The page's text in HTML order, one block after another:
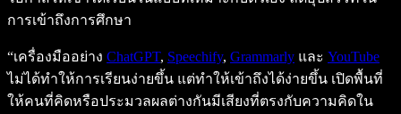
การเข้าถึงการศึกษา
“เครื่องมืออย่าง ChatGPT, Speechify, Grammarly และ YouTube
ไม่ได้ทำให้การเรียนง่ายขึ้น แต่ทำให้เข้าถึงได้ง่ายขึ้น เปิดพื้นที่
ให้คนที่คิดหรือประมวลผลต่างกันมีเสียงที่ตรงกับความคิดใน